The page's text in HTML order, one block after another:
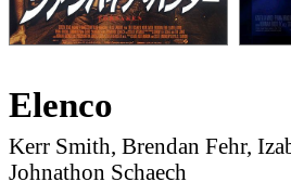
Elenco
Kerr Smith, Brendan Fehr,
Johnathon Schaech